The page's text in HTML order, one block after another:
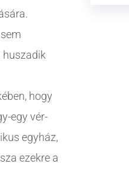
huszadik
hogy
egy vér-
egyház,
ezekre a